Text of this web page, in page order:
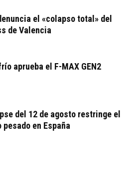
el «colapso total» del
de Valencia
aprueba el F-MAX GEN2
del 12 de agosto restringe el
en España